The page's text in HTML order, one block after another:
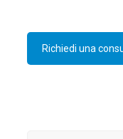
Richiedi una